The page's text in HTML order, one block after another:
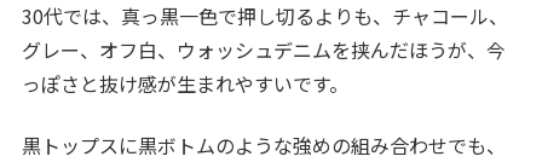
30代では、真っ黒一色で押し切るよりも、チャコール、
グレー、オフ白、ウォッシュデニムを挟んだほうが、今
っぽさと抜け感が生まれやすいです。
黒トップスに黒ボトムのような強めの組み合わせでも、